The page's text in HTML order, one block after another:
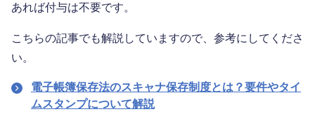
あれば付与は不要です。
こちらの記事でも解説していますので、参考にしてくださ
い。
電子帳簿保存法のスキャナ保存制度とは？要件やタイ
ムスタンプについて解説